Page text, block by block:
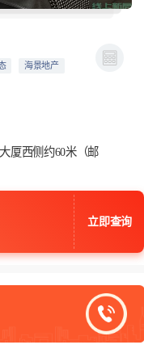
海景地产
厦西侧约60米（邮
立即查询